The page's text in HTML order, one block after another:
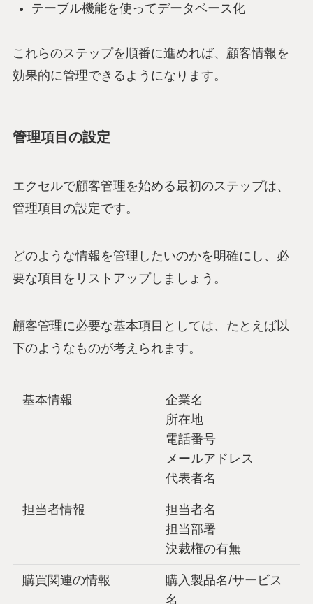
テーブル機能を使ってデータベース化
これらのステップを順番に進めれば、顧客情報を
効果的に管理できるようになります。
管理項目の設定
エクセルで顧客管理を始める最初のステップは、
管理項目の設定です。
どのような情報を管理したいのかを明確にし、必
要な項目をリストアップしましょう。
顧客管理に必要な基本項目としては、たとえば以
下のようなものが考えられます。
基本情報
企業名
所在地
電話番号
メールアドレス
代表者名
担当者情報
担当者名
担当部署
決裁権の有無
購買関連の情報
購入製品名/サービス
名